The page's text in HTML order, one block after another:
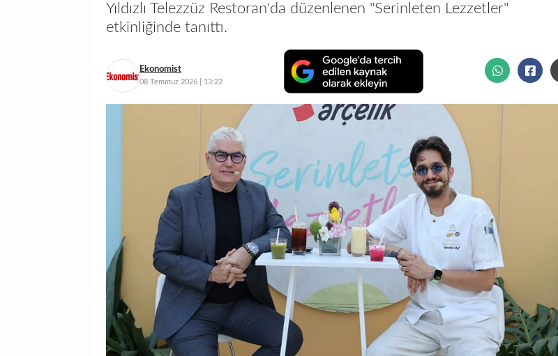
Yıldızlı Telezzüz Restoran'da düzenlenen "Serinleten Lezzetler"
etkinliğinde tanıttı.
Ekonomist
08 Temmuz 2026 | 13:22